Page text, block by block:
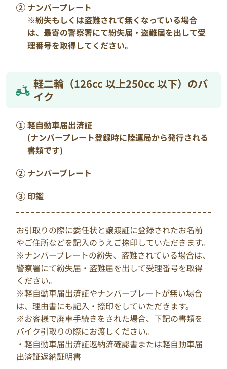
ナンバープレート
※紛失もしくは盗難されて無くなっている場合
は、最寄の警察署にて紛失届・盗難届を出して受
理番号を取得してください。
軽二輪（126cc 以上250cc 以下）のバ
イク
軽自動車届出済証
(ナンバープレート登録時に陸運局から発行される
書類です)
ナンバープレート
印鑑
お引取りの際に委任状と譲渡証に登録されたお名前
やご住所などを記入のうえご捺印していただきます。
※ナンバープレートの紛失、盗難されている場合は、
警察署にて紛失届・盗難届を出して受理番号を取得
ください。
※軽自動車届出済証やナンバープレートが無い場合
は、理由書にも記入・捺印をしていただきます。
※お客様で廃車手続きをされた場合、下記の書類を
バイク引取りの際にお渡しください。
・軽自動車届出済証返納済確認書または軽自動車届
出済証返納証明書